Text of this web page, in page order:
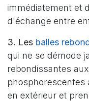
immédiatement et
d'échange entre
3. Les balles
qui ne se démode
rebondissantes
phosphorescentes
en extérieur et